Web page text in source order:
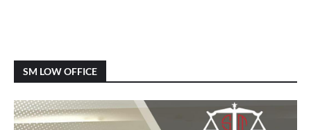
SM LOW OFFICE